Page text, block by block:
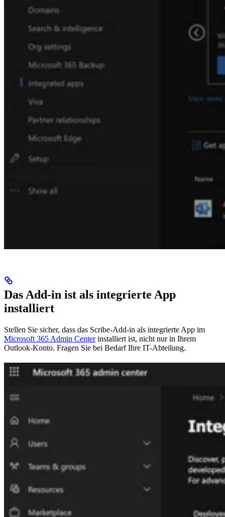
Das Add-in ist als integrierte App
installiert
Stellen Sie sicher, dass das Scribe-Add-in als integrierte App im
Microsoft 365 Admin Centerinstalliert ist, nicht nur in Ihrem
Outlook-Konto. Fragen Sie bei Bedarf Ihre IT-Abteilung.